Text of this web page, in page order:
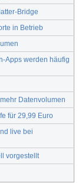
Bridge
in Betrieb
Apps werden häufig
Datenvolumen
für 29,99 Euro
live bei
vorgestellt